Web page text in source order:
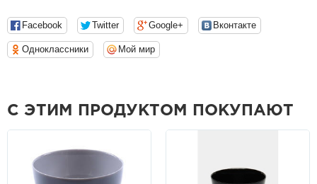
Facebook Twitter Google+ Вконтакте
Одноклассники Мой мир
С ЭТИМ ПРОДУКТОМ ПОКУПАЮТ